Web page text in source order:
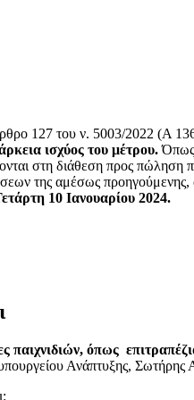
127 του ν. 5003/2022 (Α
ισχύος του μέτρου.Όπως
στη διάθεση προς
της αμέσως
10 Ιανουαρίου 2024.
παιχνιδιών, όπως
Ανάπτυξης, Σωτήρης